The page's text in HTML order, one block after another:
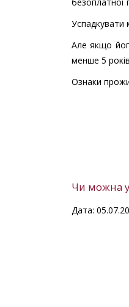
безоплатної
Успадкувати
Але якщо
менше 5
Ознаки
Чи можна
Дата: